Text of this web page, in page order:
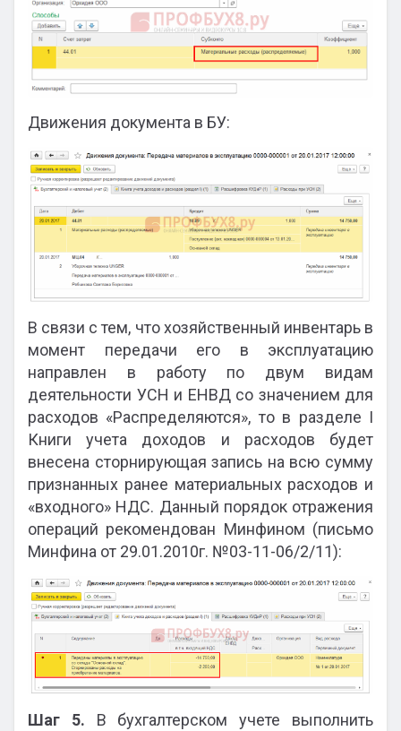
Движения документа в БУ:
В связи с тем, что хозяйственный инвентарь в
момент передачи его в эксплуатацию
направлен в работу по двум видам
деятельности УСН и ЕНВД со значением для
расходов «Распределяются», то в разделе I
Книги учета доходов и расходов будет
внесена сторнирующая запись на всю сумму
признанных ранее материальных расходов и
«входного» НДС. Данный порядок отражения
операций рекомендован Минфином (письмо
Минфина от 29.01.2010г. №03-11-06/2/11):
Шаг 5. В бухгалтерском учете выполнить